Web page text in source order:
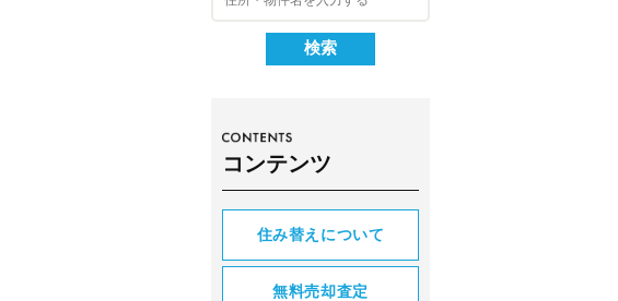
コンテンツ
住み替えについて
無料売却査定